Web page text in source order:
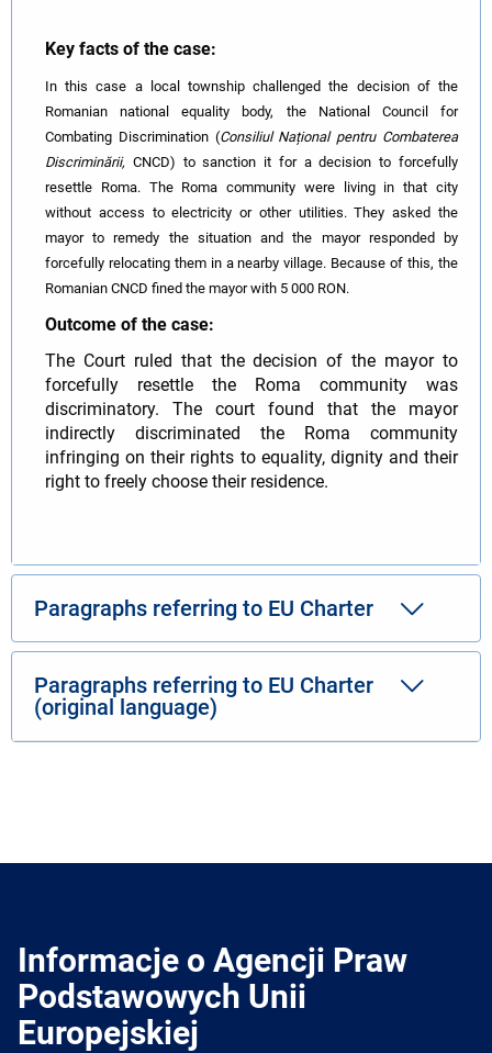
Key facts of the case:
In this case a local township challenged the decision of the
Romanian national equality body, the National Council for
Combating Discrimination (Consiliul Național pentru Combaterea
Discriminării, CNCD) to sanction it for a decision to forcefully
resettle Roma. The Roma community were living in that city
without access to electricity or other utilities. They asked the
mayor to remedy the situation and the mayor responded by
forcefully relocating them in a nearby village. Because of this, the
Romanian CNCD fined the mayor with 5 000 RON.
Outcome of the case:
The Court ruled that the decision of the mayor to
forcefully resettle the Roma community was
discriminatory. The court found that the mayor
indirectly discriminated the Roma community
infringing on their rights to equality, dignity and their
right to freely choose their residence.
Paragraphs referring to EU Charter
Paragraphs referring to EU Charter
(original language)
Informacje o Agencji Praw
Podstawowych Unii
Europejskiej